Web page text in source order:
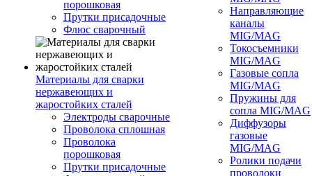
порошковая
Прутки присадочные
Флюс сварочный
Материалы для сварки
нержавеющих и
жаростойких сталей
Электроды сварочные
Проволока сплошная
Проволока
порошковая
Прутки присадочные
Направляющие
каналы
MIG/MAG
Токосъемники
MIG/MAG
Газовые сопла
MIG/MAG
Пружины для
сопла MIG/MAG
Диффузоры
газовые
MIG/MAG
Ролики подачи
проволоки